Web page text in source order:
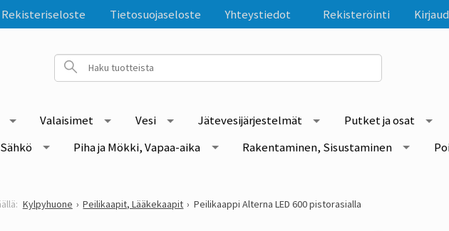
Rekisteröinti
Rekisteriseloste Tietosuojaseloste Yhteystiedot
Valaisimet Vesi Jätevesijärjestelmät Putket ja osat
Sähkö Piha ja Mökki, Vapaa-aika Rakentaminen, Sisustaminen
Kylpyhuone Peilikaapit, Lääkekaapit Peilikaappi Alterna LED 600 pistorasialla